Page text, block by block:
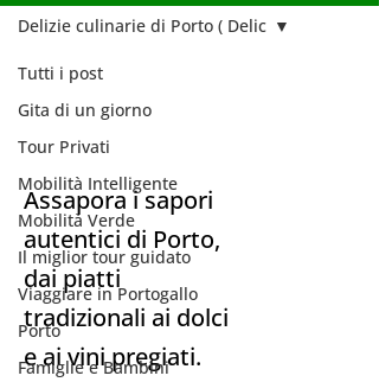
Tutti i post
Gita di un giorno
Tour Privati
Mobilità Intelligente
Mobilità Verde
Il miglior tour guidato
Viaggiare in Portogallo
Porto
Famiglie e Bambini
Delizie culinarie di Porto ( Delic
Delizie culinarie
di Porto ( Delic
Assapora i sapori
autentici di Porto,
dai piatti
tradizionali ai dolci
e ai vini pregiati.